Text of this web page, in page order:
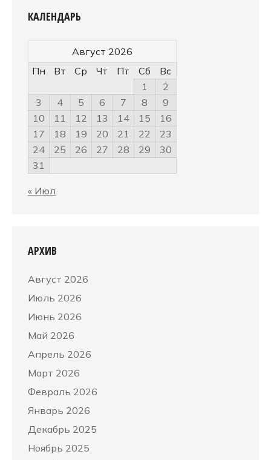
КАЛЕНДАРЬ
Август 2026
Пн
Вт Ср Чт Пт Сб
Вс
1
2
3
4 5 6 7 8
9
10
11 12 13 14 15
16
17
18 19 20 21 22
23
24
25 26 27 28 29
30
31
« Июл
АРХИВ
Август 2026
Июль 2026
Июнь 2026
Май 2026
Апрель 2026
Март 2026
Февраль 2026
Январь 2026
Декабрь 2025
Ноябрь 2025